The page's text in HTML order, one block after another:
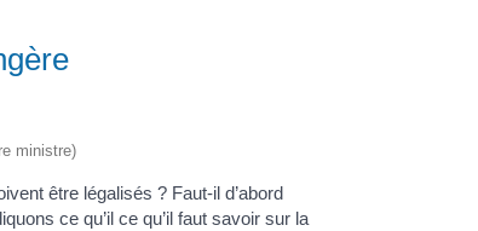
ministre)
être légalisés ? Faut-il d’abord
ce qu’il ce qu’il faut savoir sur la